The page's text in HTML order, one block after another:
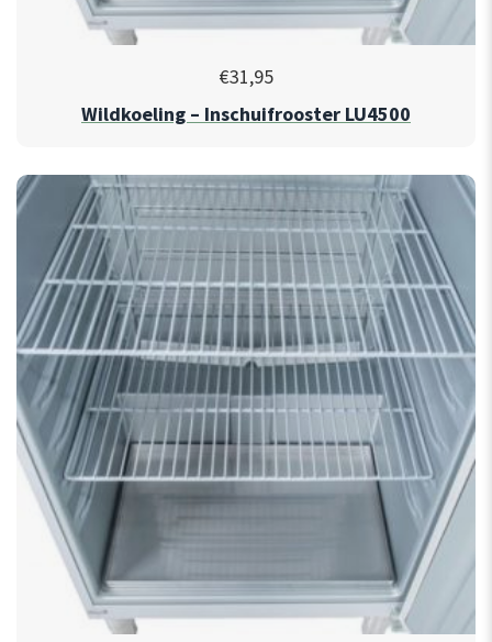
€31,95
Wildkoeling – Inschuifrooster LU4500